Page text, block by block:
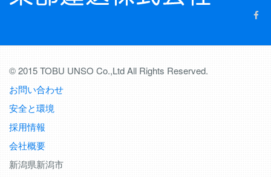
© 2015 TOBU UNSO Co.,Ltd All Rights Reserved.
お問い合わせ
安全と環境
採用情報
会社概要
新潟県新潟市